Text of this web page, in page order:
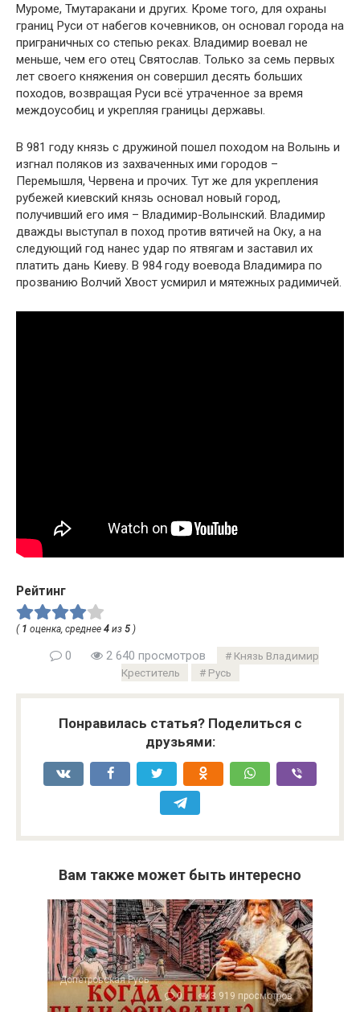
Муроме, Тмутаракани и других. Кроме того, для охраны
границ Руси от набегов кочевников, он основал города на
приграничных со степью реках. Владимир воевал не
меньше, чем его отец Святослав. Только за семь первых
лет своего княжения он совершил десять больших
походов, возвращая Руси всё утраченное за время
междоусобиц и укрепляя границы державы.
В 981 году князь с дружиной пошел походом на Волынь и
изгнал поляков из захваченных ими городов –
Перемышля, Червена и прочих. Тут же для укрепления
рубежей киевский князь основал новый город,
получивший его имя – Владимир-Волынский. Владимир
дважды выступал в поход против вятичей на Оку, а на
следующий год нанес удар по ятвягам и заставил их
платить дань Киеву. В 984 году воевода Владимира по
прозванию Волчий Хвост усмирил и мятежных радимичей.
Рейтинг
( 1 оценка, среднее 4 из 5 )
0 2 640 просмотров
Князь Владимир
Креститель
Русь
Понравилась статья? Поделиться с
друзьями:
Вам также может быть интересно
Допетровская Русь
0
3 919 просмотров